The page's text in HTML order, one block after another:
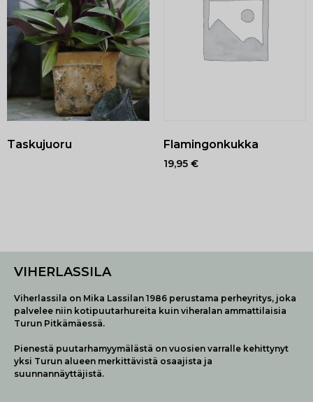
Taskujuoru Flamingonkukka
19,95 €
VIHERLASSILA
Viherlassila on Mika Lassilan 1986 perustama perheyritys, joka
palvelee niin kotipuutarhureita kuin viheralan ammattilaisia
Turun Pitkämäessä.
Pienestä puutarhamyymälästä on vuosien varralle kehittynyt
yksi Turun alueen merkittävistä osaajista ja
suunnannäyttäjistä.